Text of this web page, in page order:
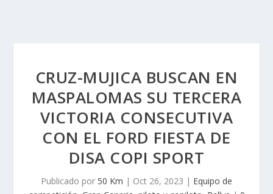
CRUZ-MUJICA BUSCAN EN
MASPALOMAS SU TERCERA
VICTORIA CONSECUTIVA
CON EL FORD FIESTA DE
DISA COPI SPORT
Publicado por 50 Km | Oct 26, 2023 | Equipo de